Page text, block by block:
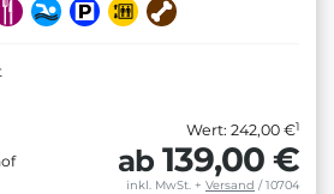
Wert: 242,00 €1
ab 139,00 €
inkl. MwSt. + Versand / 10704